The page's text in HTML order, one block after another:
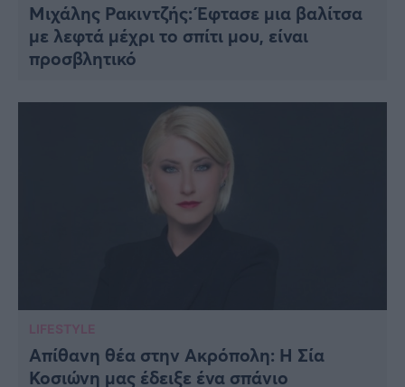
Μιχάλης Ρακιντζής: Έφτασε μια βαλίτσα
με λεφτά μέχρι το σπίτι μου, είναι
προσβλητικό
LIFESTYLE
Απίθανη θέα στην Ακρόπολη: Η Σία
Κοσιώνη μας έδειξε ένα σπάνιο